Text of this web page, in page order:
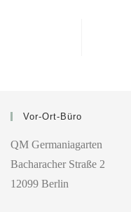
Vor-Ort-Büro
QM Germaniagarten
Bacharacher Straße 2
12099 Berlin